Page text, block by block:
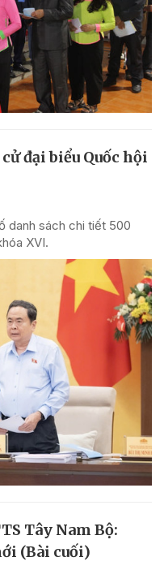
đại biểu Quốc hội
danh sách chi tiết 500
XVI.
Tây Nam Bộ:
(Bài cuối)